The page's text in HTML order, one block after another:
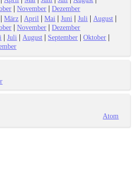
|November |Dezember
|März | April |Mai |Juni |Juli | August |
|November |Dezember
|Juli | August | September |Oktober |
Atom